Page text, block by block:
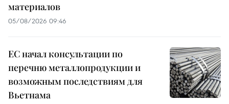
материалов
05/08/2026 09:46
ЕС начал консультации по
перечню металлопродукции и
возможным последствиям для
Вьетнама